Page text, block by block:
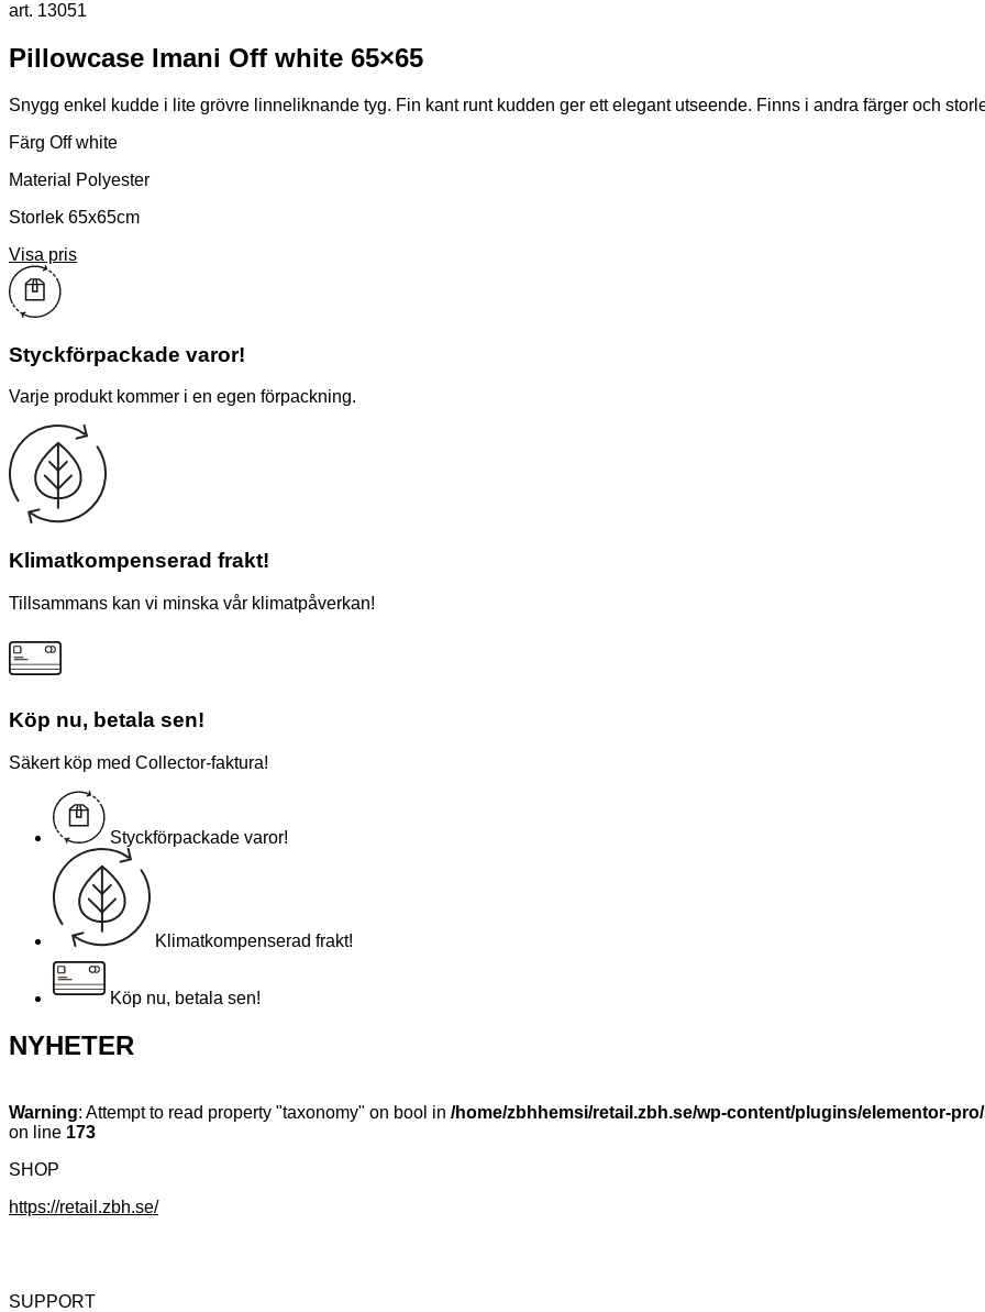
art. 13051
Pillowcase Imani Off white 65×65
Snygg enkel kudde i lite grövre linneliknande tyg. Fin kant runt kudden ger ett elegant utseende. Finns i andra färger och
Färg Off white
Material Polyester
Storlek 65x65cm
Visa pris
Styckförpackade varor!
Varje produkt kommer i en egen förpackning.
Klimatkompenserad frakt!
Tillsammans kan vi minska vår klimatpåverkan!
Köp nu, betala sen!
Säkert köp med Collector-faktura!
Styckförpackade varor!
Klimatkompenserad frakt!
Köp nu, betala sen!
NYHETER
Warning: Attempt to read property "taxonomy" on bool in /home/zbhhemsi/retail.zbh.se/wp-content/plugins/elementor-
on line 173
SHOP
https://retail.zbh.se/
SUPPORT